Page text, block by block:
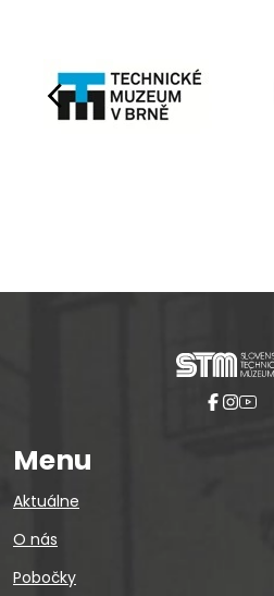
Menu
Aktuálne
O nás
Pobočky